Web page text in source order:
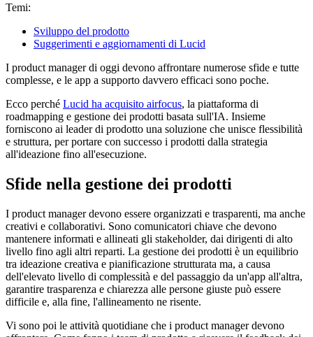
Temi:
Sviluppo del prodotto
Suggerimenti e aggiornamenti di Lucid
I product manager di oggi devono affrontare numerose sfide e tutte
complesse, e le app a supporto davvero efficaci sono poche.
Ecco perché Lucid ha acquisito airfocus, la piattaforma di
roadmapping e gestione dei prodotti basata sull'IA. Insieme
forniscono ai leader di prodotto una soluzione che unisce flessibilità
e struttura, per portare con successo i prodotti dalla strategia
all'ideazione fino all'esecuzione.
Sfide nella gestione dei prodotti
I product manager devono essere organizzati e trasparenti, ma anche
creativi e collaborativi. Sono comunicatori chiave che devono
mantenere informati e allineati gli stakeholder, dai dirigenti di alto
livello fino agli altri reparti. La gestione dei prodotti è un equilibrio
tra ideazione creativa e pianificazione strutturata ma, a causa
dell'elevato livello di complessità e del passaggio da un'app all'altra,
garantire trasparenza e chiarezza alle persone giuste può essere
difficile e, alla fine, l'allineamento ne risente.
Vi sono poi le attività quotidiane che i product manager devono